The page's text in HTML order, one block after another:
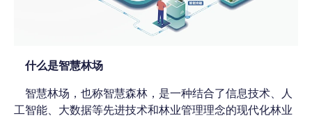
什么是智慧林场
智慧林场，也称智慧森林，是一种结合了信息技术、人
工智能、大数据等先进技术和林业管理理念的现代化林业